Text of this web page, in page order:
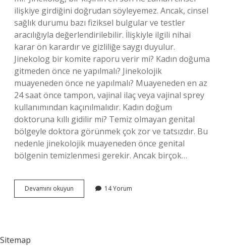
ilişkiye girdiğini doğrudan söyleyemez. Ancak, cinsel
sağlık durumu bazı fiziksel bulgular ve testler
aracılığıyla değerlendirilebilir. İlişkiyle ilgili nihai
karar ön karardır ve gizliliğe saygı duyulur.
Jinekolog bir komite raporu verir mi? Kadın doğuma
gitmeden önce ne yapılmalı? Jinekolojik
muayeneden önce ne yapılmalı? Muayeneden en az
24 saat önce tampon, vajinal ilaç veya vajinal sprey
kullanımından kaçınılmalıdır. Kadın doğum
doktoruna kıllı gidilir mi? Temiz olmayan genital
bölgeyle doktora görünmek çok zor ve tatsızdır. Bu
nedenle jinekolojik muayeneden önce genital
bölgenin temizlenmesi gerekir. Ancak birçok…
Devamını okuyun
Doğum
14 Yorum
Sitemap